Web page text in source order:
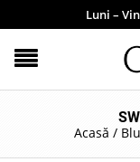
Luni –
Acasă /